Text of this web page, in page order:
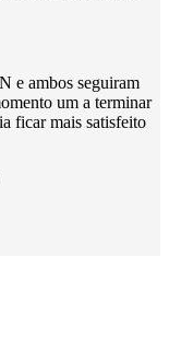
e ambos seguiram
um a terminar
ficar mais satisfeito